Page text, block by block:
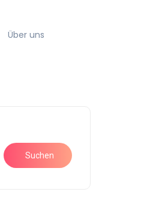
Über uns
Suchen